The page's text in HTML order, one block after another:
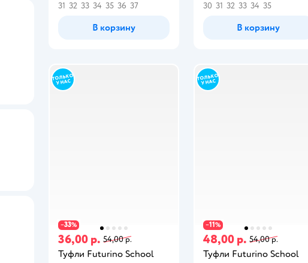
31 32 33 34 35 36 37
В корзину
30 31 32 33 34 35
В корзину
−33%
36,00 р. 54,00 р.
Туфли Futurino School
−11%
48,00 р. 54,00 р.
Туфли Futurino School